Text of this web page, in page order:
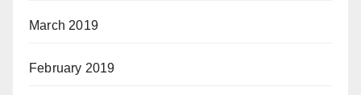
March 2019
February 2019